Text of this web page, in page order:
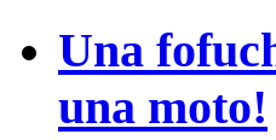
Una
una moto!